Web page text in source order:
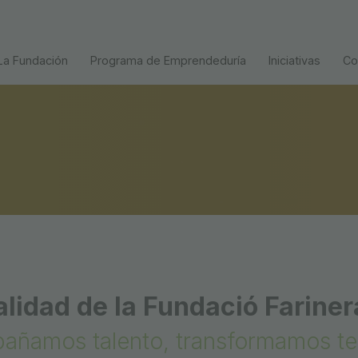
Fundación Programa de Emprendeduría Iniciativas
de la Fundació
talento, transformamos